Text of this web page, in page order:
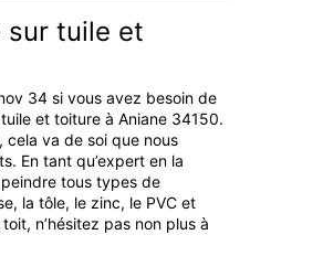
sur tuile et
34 si vous avez besoin de
et toiture à Aniane 34150.
va de soi que nous
En tant qu’expert en la
tous types de
la tôle, le zinc, le PVC et
n’hésitez pas non plus à